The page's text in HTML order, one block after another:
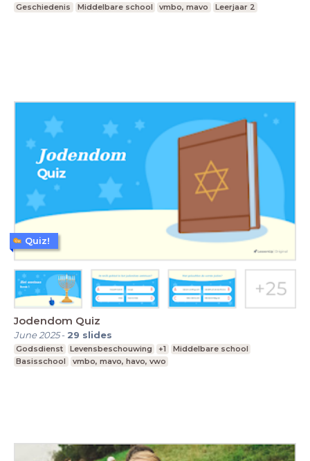
Geschiedenis Middelbare school vmbo, mavo Leerjaar 2
Jodendom Quiz
June 2025- 29 slides
Godsdienst Levensbeschouwing +1
Middelbare school
Basisschool
vmbo, mavo, havo, vwo
Quiz!